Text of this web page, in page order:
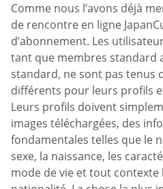
Comme nous l’avons déjà
de rencontre en ligne
d’abonnement. Les
tant que membres standard
standard, ne sont pas tenus
différents pour leurs profils
Leurs profils doivent
images téléchargées, des
fondamentales telles que le
sexe, la naissance, les
mode de vie et tout contexte